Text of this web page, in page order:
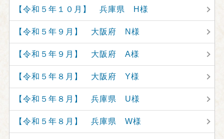
【令和５年１０月】 兵庫県 H様
【令和５年９月】 大阪府 N様
【令和５年９月】 大阪府 A様
【令和５年８月】 大阪府 Y様
【令和５年８月】 兵庫県 U様
【令和５年８月】 兵庫県 W様